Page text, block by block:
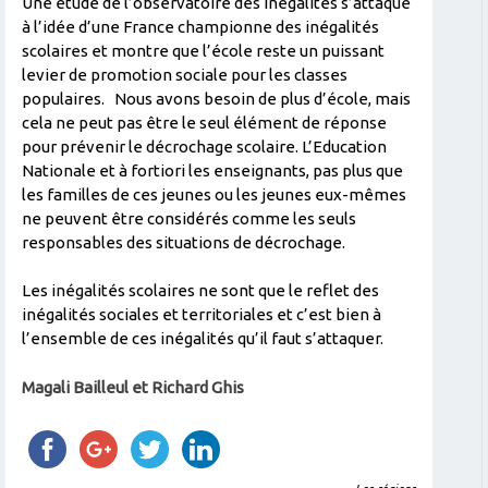
à l’idée d’une France championne des inégalités
scolaires et montre que l’école reste un puissant
levier de promotion sociale pour les classes
populaires.
Nous avons besoin de plus d’école, mais
cela ne peut pas être le seul élément de réponse
pour prévenir le décrochage scolaire. L’Education
Nationale et à fortiori les enseignants, pas plus que
les familles de ces jeunes ou les jeunes eux-mêmes
ne peuvent être considérés comme les seuls
responsables des situations de décrochage.
Les inégalités scolaires ne sont que le reflet des
inégalités sociales et territoriales et c’est bien à
l’ensemble de ces inégalités qu’il faut s’attaquer.
Magali Bailleul et Richard Ghis